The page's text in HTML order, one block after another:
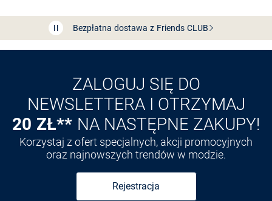
Przedłużenie czasu zwrotu towaru: 60 dni
ZALOGUJ SIĘ DO
NEWSLETTERA I OTRZYMAJ
20 ZŁ** NA NASTĘPNE ZAKUPY!
Korzystaj z ofert specjalnych, akcji promocyjnych
oraz najnowszych trendów w modzie.
Rejestracja